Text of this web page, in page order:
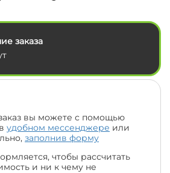
заказа
вы можете с помощью
удобном мессенджере или
заполнив форму
чтобы рассчитать
и ни к чему не